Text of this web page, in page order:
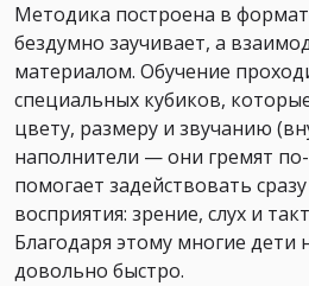
Методика построена в
бездумно заучивает, а
материалом. Обучение
специальных кубиков,
цвету, размеру и звучанию
наполнители — они гремят
помогает задействовать
восприятия: зрение, слух и
Благодаря этому многие дети
довольно быстро.